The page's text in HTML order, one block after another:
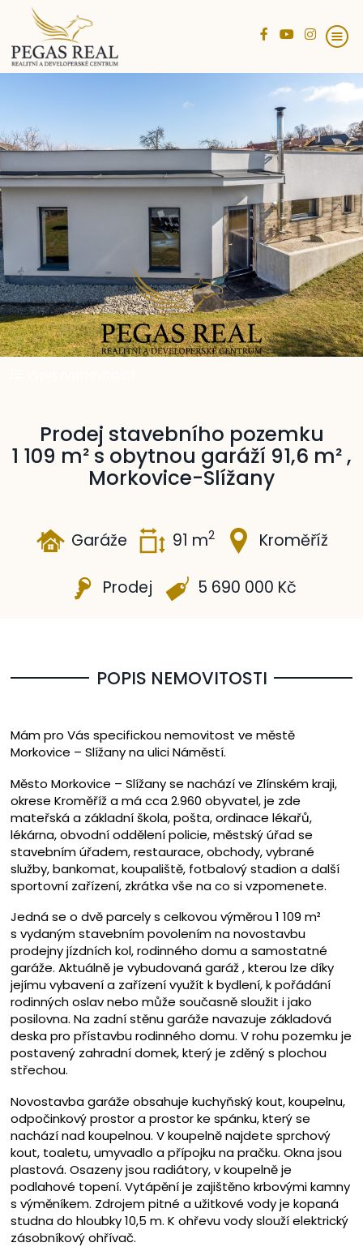
Prodej stavebního pozemku
1 109 m² s obytnou garáží 91,6 m² ,
Morkovice-Slížany
Garáže 91 m2 Kroměříž
Prodej 5 690 000 Kč
POPIS NEMOVITOSTI
Mám pro Vás specifickou nemovitost ve městě
Morkovice – Slížany na ulici Náměstí.
Město Morkovice – Slížany se nachází ve Zlínském kraji,
okrese Kroměříž a má cca 2.960 obyvatel, je zde
mateřská a základní škola, pošta, ordinace lékařů,
lékárna, obvodní oddělení policie, městský úřad se
stavebním úřadem, restaurace, obchody, vybrané
služby, bankomat, koupaliště, fotbalový stadion a další
sportovní zařízení, zkrátka vše na co si vzpomenete.
Jedná se o dvě parcely s celkovou výměrou 1 109 m²
s vydaným stavebním povolením na novostavbu
prodejny jízdních kol, rodinného domu a samostatné
garáže. Aktuálně je vybudovaná garáž , kterou lze díky
jejímu vybavení a zařízení využít k bydlení, k pořádání
rodinných oslav nebo může současně sloužit i jako
posilovna. Na zadní stěnu garáže navazuje základová
deska pro přístavbu rodinného domu. V rohu pozemku je
postavený zahradní domek, který je zděný s plochou
střechou.
Novostavba garáže obsahuje kuchyňský kout, koupelnu,
odpočinkový prostor a prostor ke spánku, který se
nachází nad koupelnou. V koupelně najdete sprchový
kout, toaletu, umyvadlo a přípojku na pračku. Okna jsou
plastová. Osazeny jsou radiátory, v koupelně je
podlahové topení. Vytápění je zajištěno krbovými kamny
s výměníkem. Zdrojem pitné a užitkové vody je kopaná
studna do hloubky 10,5 m. K ohřevu vody slouží elektrický
zásobníkový ohřívač.